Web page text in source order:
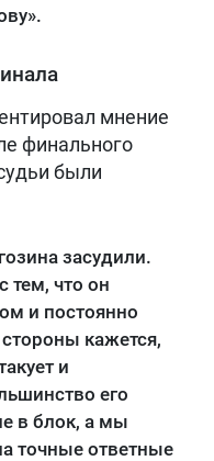
мнение
финального
были
засудили.
тем, что он
и постоянно
кажется,
и
его
в блок, а мы
точные ответные